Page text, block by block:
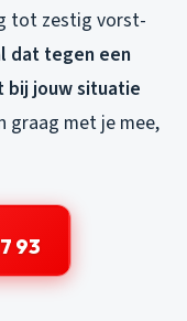
tot zestig vorst-
dat tegen een
bij jouw situatie
graag met je mee,
93